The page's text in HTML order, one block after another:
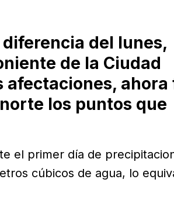
diferencia del lunes,
de la Ciudad
afectaciones, ahora
los puntos que
el primer día de
cúbicos de agua, lo